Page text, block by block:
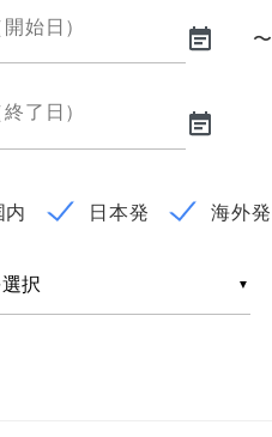
始日）
〜
了日）
内 日本発 海外発
▼